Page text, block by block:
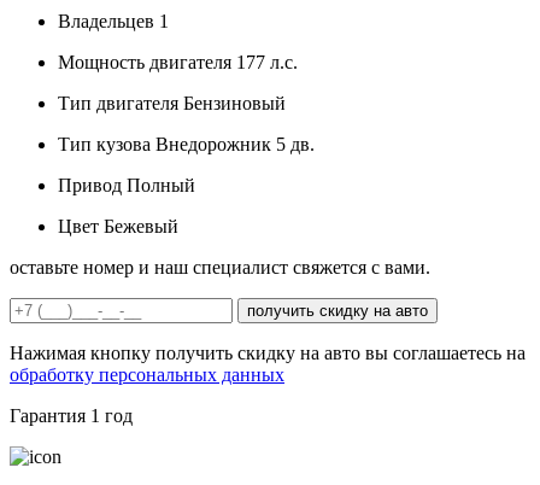
Владельцев 1
Мощность двигателя 177 л.с.
Тип двигателя Бензиновый
Тип кузова Внедорожник 5 дв.
Привод Полный
Цвет Бежевый
оставьте номер и наш специалист свяжется с вами.
получить скидку на авто
Нажимая кнопку получить скидку на авто вы соглашаетесь на
обработку персональных данных
Гарантия 1 год